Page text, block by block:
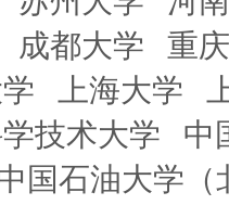
成都大学
重
上海大学
技术大学
中
国石油大学（